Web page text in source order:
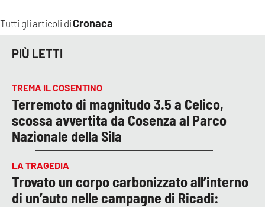
Tutti gli articoli diCronaca
PIÙ LETTI
TREMA IL COSENTINO
Terremoto di magnitudo 3.5 a Celico,
scossa avvertita da Cosenza al Parco
Nazionale della Sila
LA TRAGEDIA
Trovato un corpo carbonizzato all’interno
di un’auto nelle campagne di Ricadi: